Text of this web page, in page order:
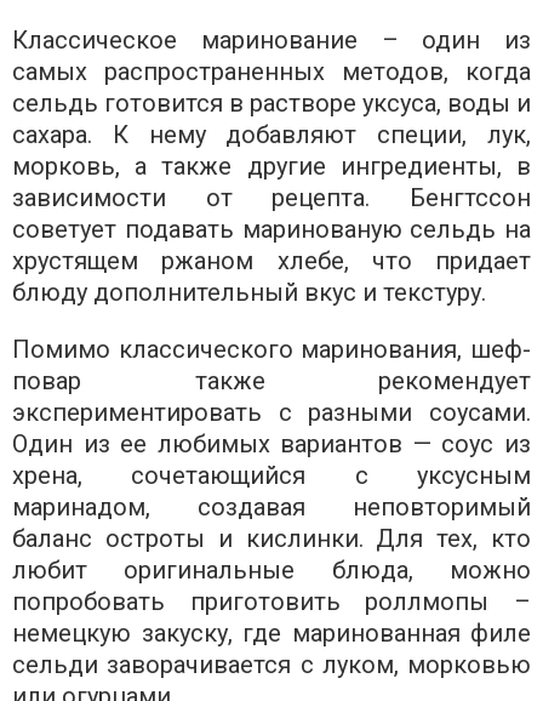
Классическое маринование – один из
самых распространенных методов, когда
сельдь готовится в растворе уксуса, воды и
сахара. К нему добавляют специи, лук,
морковь, а также другие ингредиенты, в
зависимости от рецепта. Бенгтссон
советует подавать маринованую сельдь на
хрустящем ржаном хлебе, что придает
блюду дополнительный вкус и текстуру.
Помимо классического маринования, шеф-
повар также рекомендует
экспериментировать с разными соусами.
Один из ее любимых вариантов — соус из
хрена, сочетающийся с уксусным
маринадом, создавая неповторимый
баланс остроты и кислинки. Для тех, кто
любит оригинальные блюда, можно
попробовать приготовить роллмопы –
немецкую закуску, где маринованная филе
сельди заворачивается с луком, морковью